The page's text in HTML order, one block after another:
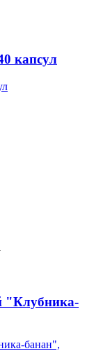
капсул
"Клубника-